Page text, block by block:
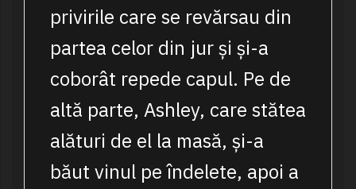
privirile care se revărsau din
partea celor din jur și și-a
coborât repede capul. Pe de
altă parte, Ashley, care stătea
alături de el la masă, și-a
băut vinul pe îndelete, apoi a